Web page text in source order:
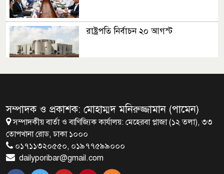
রাষ্ট্রপতি নির্বাচন ২০ আগস্ট
জাতীয়তাবাদ, জুলাই ও ভবিষ্যতের
সম্পাদক ও প্রকাশক: মোহাম্মদ মনিরুজ্জামান (পামেন)
সম্পাদকীয় বার্তা ও বাণিজ্যিক কার্যালয়: মেহেরবা প্লাজা (১২ তলা), ৩৩
তোপখানা রোড, ঢাকা ১০০০
০১৭১১৩২০৫৫০, ০১৯৭৭৫৯৯০০০
dailyporibar@gmail.com